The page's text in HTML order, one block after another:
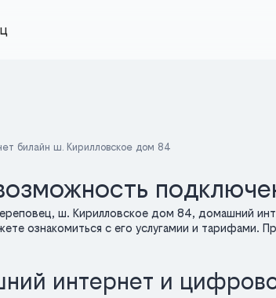
билайн ш. Кирилловское дом 84
ш. Кирилловское дом 84, домашний
ознакомиться с его услугамии и тарифами.
интернет и